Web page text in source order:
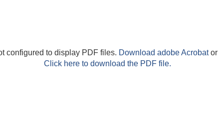
configured to display PDF files. Download adobe Acrobator
Click here to download the PDF file.